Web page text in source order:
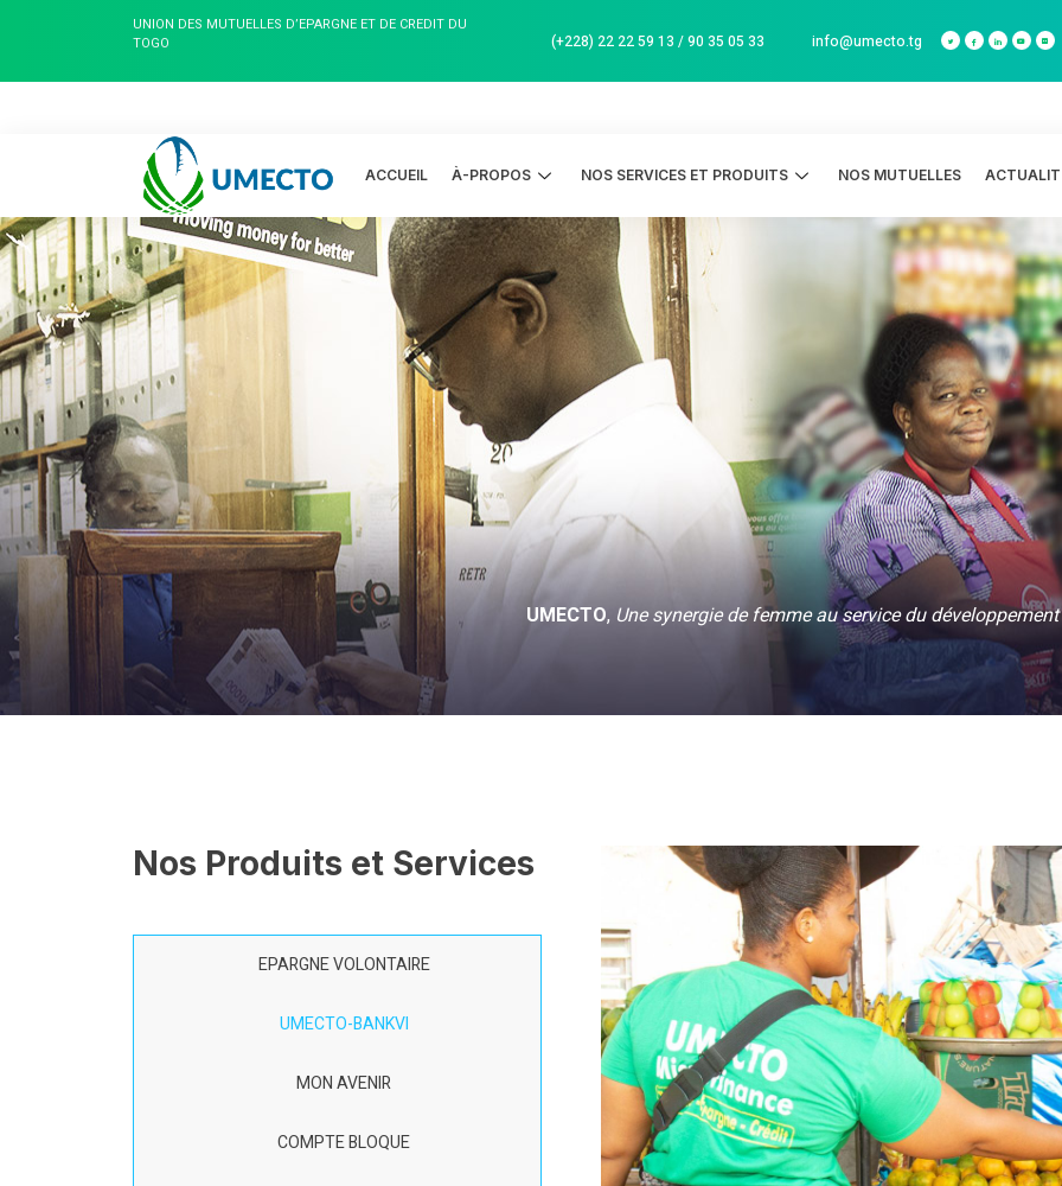
UNION DES MUTUELLES D’EPARGNE ET DE CREDIT DU
TOGO
(+228) 22 22 59 13 / 90 35 05 33 info@umecto.tg
ACCUEIL À-PROPOS NOS SERVICES ET PRODUITS NOS MUTUELLES
UMECTO, Une synergie de femme au service du développement
Nos Produits et Services
EPARGNE VOLONTAIRE
UMECTO-BANKVI
MON AVENIR
COMPTE BLOQUE